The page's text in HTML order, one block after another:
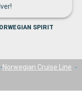
SPIRIT
Norwegian Cruise Line